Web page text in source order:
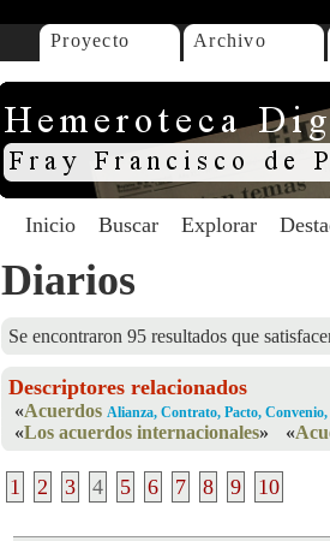
Proyecto Archivo
Inicio Buscar Explorar
Diarios
Se encontraron 95 resultados que
Descriptores relacionados
«Acuerdos Alianza, Contrato, Pacto,
«Los acuerdos internacionales» «
1 2 3 4 5 6 7 8 9 10